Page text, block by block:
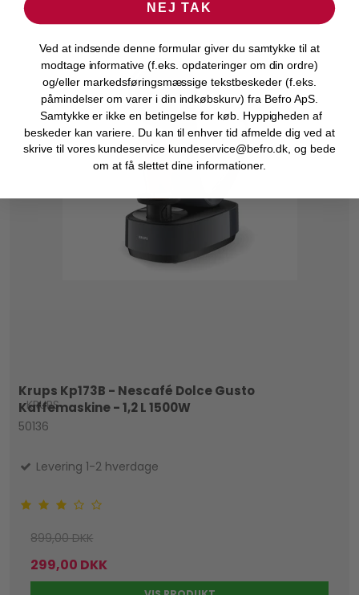
Krups Kp173B - Nescafé Dolce Gusto
Kaffemaskine - 1,2 L 1500W
KRUPS
50136
Levering 1-2 hverdage
899,00 DKK
299,00 DKK
NEJ TAK
Ved at indsende denne formular giver du samtykke til at
modtage informative (f.eks. opdateringer om din ordre)
og/eller markedsføringsmæssige tekstbeskeder (f.eks.
påmindelser om varer i din indkøbskurv) fra Befro ApS.
Samtykke er ikke en betingelse for køb. Hyppigheden af
beskeder kan variere. Du kan til enhver tid afmelde dig ved at
skrive til vores kundeservice kundeservice@befro.dk, og bede
om at få slettet dine informationer.